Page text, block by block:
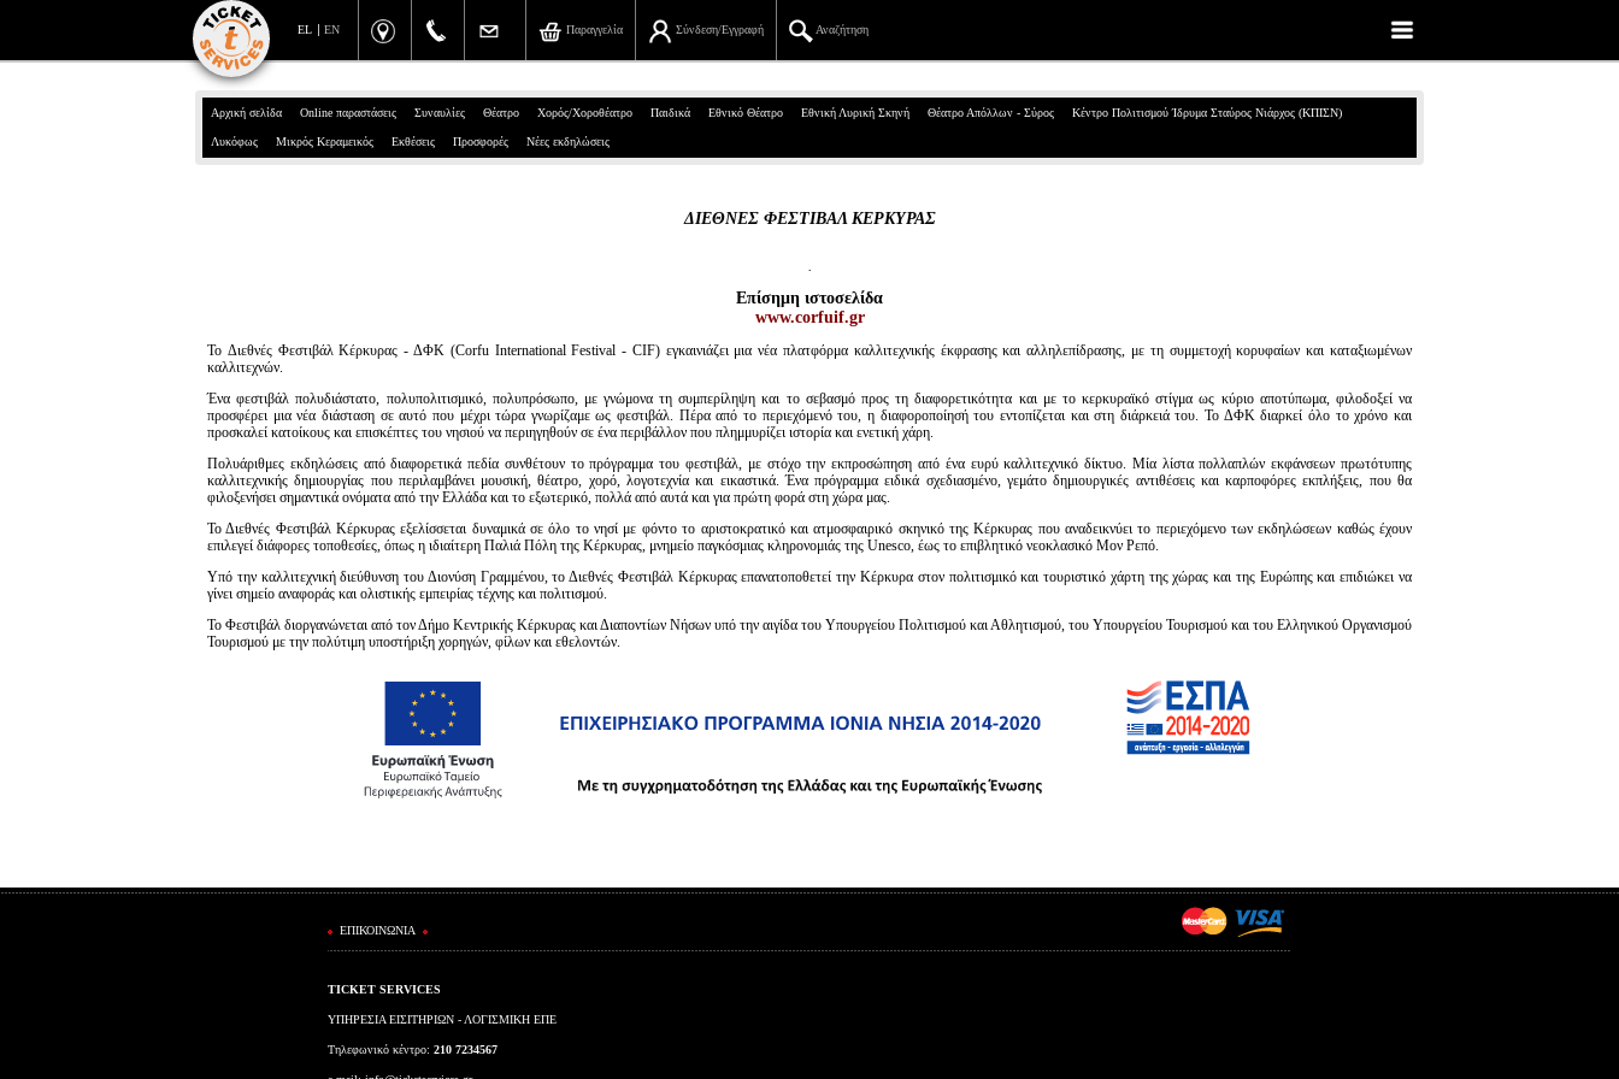
EN
EL Αναζήτηση
Σύνδεση/Εγγραφή
Παραγγελία
Πανεπιστημίου 39, Αθήνα
Σύνδεση/Εγγραφή
Παραγγελία
Αναζήτηση παραγγελίας
Πληροφορίες
Είσοδος διαχειριστή
Αρχική σελίδα Online παραστάσεις Συναυλίες Θέατρο Χορός/Χοροθέατρο Παιδικά Εθνικό Θέατρο Εθνική Λυρική Σκηνή Θέατρο Απόλλων - Σύρος Κέντρο Πολιτισμού Ίδρυμα Σταύρος Νιάρχος (ΚΠΙΣΝ)
Λυκόφως Μικρός Κεραμεικός Εκθέσεις Προσφορές Νέες εκδηλώσεις
ΔΙΕΘΝΕΣ ΦΕΣΤΙΒΑΛ ΚΕΡΚΥΡΑΣ
.
Επίσημη ιστοσελίδα
www.corfuif.gr
To Διεθνές Φεστιβάλ Κέρκυρας - ΔΦΚ (Corfu International Festival - CIF) εγκαινιάζει μια νέα πλατφόρμα καλλιτεχνικής έκφρασης και αλληλεπίδρασης, με τη συμμετοχή κορυφαίων και καταξιωμένων
καλλιτεχνών.
Ένα φεστιβάλ πολυδιάστατο, πολυπολιτισμικό, πολυπρόσωπο, με γνώμονα τη συμπερίληψη και το σεβασμό προς τη διαφορετικότητα και με το κερκυραϊκό στίγμα ως κύριο αποτύπωμα, φιλοδοξεί να
προσφέρει μια νέα διάσταση σε αυτό που μέχρι τώρα γνωρίζαμε ως φεστιβάλ. Πέρα από το περιεχόμενό του, η διαφοροποίησή του εντοπίζεται και στη διάρκειά του. Το ΔΦΚ διαρκεί όλο το χρόνο και
προσκαλεί κατοίκους και επισκέπτες του νησιού να περιηγηθούν σε ένα περιβάλλον που πλημμυρίζει ιστορία και ενετική χάρη.
Πολυάριθμες εκδηλώσεις από διαφορετικά πεδία συνθέτουν το πρόγραμμα του φεστιβάλ, με στόχο την εκπροσώπηση από ένα ευρύ καλλιτεχνικό δίκτυο. Μία λίστα πολλαπλών εκφάνσεων πρωτότυπης
καλλιτεχνικής δημιουργίας που περιλαμβάνει μουσική, θέατρο, χορό, λογοτεχνία και εικαστικά. Ένα πρόγραμμα ειδικά σχεδιασμένο, γεμάτο δημιουργικές αντιθέσεις και καρποφόρες εκπλήξεις, που θα
φιλοξενήσει σημαντικά ονόματα από την Ελλάδα και το εξωτερικό, πολλά από αυτά και για πρώτη φορά στη χώρα μας.
Το Διεθνές Φεστιβάλ Κέρκυρας εξελίσσεται δυναμικά σε όλο το νησί με φόντο το αριστοκρατικό και ατμοσφαιρικό σκηνικό της Κέρκυρας που αναδεικνύει το περιεχόμενο των εκδηλώσεων καθώς έχουν
επιλεγεί διάφορες τοποθεσίες, όπως η ιδιαίτερη Παλιά Πόλη της Κέρκυρας, μνημείο παγκόσμιας κληρονομιάς της Unesco, έως το επιβλητικό νεοκλασικό Μον Ρεπό.
Υπό την καλλιτεχνική διεύθυνση του Διονύση Γραμμένου, το Διεθνές Φεστιβάλ Κέρκυρας επανατοποθετεί την Κέρκυρα στον πολιτισμικό και τουριστικό χάρτη της χώρας και της Ευρώπης και επιδιώκει να
γίνει σημείο αναφοράς και ολιστικής εμπειρίας τέχνης και πολιτισμού.
Το Φεστιβάλ διοργανώνεται από τον Δήμο Κεντρικής Κέρκυρας και Διαποντίων Νήσων υπό την αιγίδα του Υπουργείου Πολιτισμού και Αθλητισμού, του Υπουργείου Τουρισμού και του Ελληνικού Οργανισμού
Τουρισμού με την πολύτιμη υποστήριξη χορηγών, φίλων και εθελοντών.
ΕΠΙΚΟΙΝΩΝΙΑ
TICKET SERVICES
ΥΠΗΡΕΣΙΑ ΕΙΣΙΤΗΡΙΩΝ - ΛΟΓΙΣΜΙΚΗ ΕΠΕ
Τηλεφωνικό κέντρο: 210 7234567